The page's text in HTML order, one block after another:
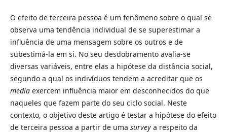
O efeito de terceira pessoa é um fenômeno sobre o qual se
observa uma tendência individual de se superestimar a
influência de uma mensagem sobre os outros e de
subestimá-la em si. No seu desdobramento avalia-se
diversas variáveis, entre elas a hipótese da distância social,
segundo a qual os indivíduos tendem a acreditar que os
mediaexercem influência maior em desconhecidos do que
naqueles que fazem parte do seu ciclo social. Neste
contexto, o objetivo deste artigo é testar a hipótese do efeito
de terceira pessoa a partir de uma surveya respeito da